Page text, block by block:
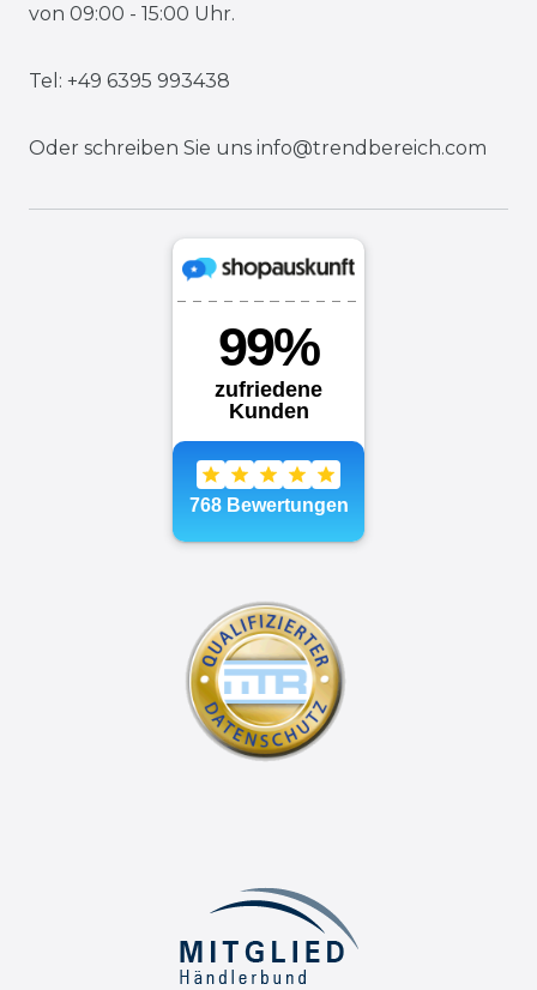
von 09:00 - 15:00 Uhr.
Tel: +49 6395 993438
Oder schreiben Sie uns info@trendbereich.com